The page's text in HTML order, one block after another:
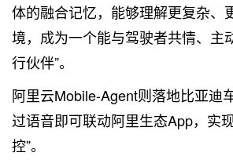
体的融合记忆，能够理解更复杂、
境，成为一个能与驾驶者共情、主
行伙伴”。
阿里云Mobile-Agent则落地比亚迪
过语音即可联动阿里生态App，实
控”。